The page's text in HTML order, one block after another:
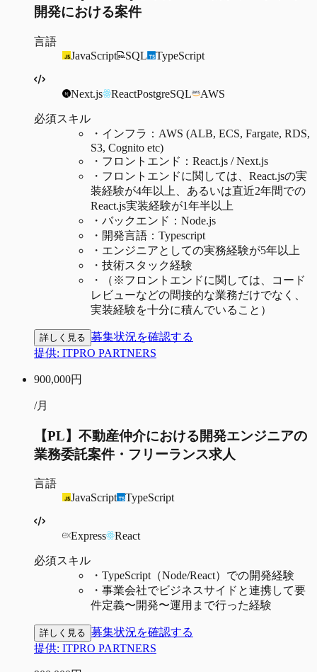
開発における案件
言語
JavaScript
SQL TypeScript
Next.js ReactPostgreSQL AWS
必須スキル
・ インフラ：AWS (ALB, ECS, Fargate, RDS,
S3, Cognito etc)
・ フロントエンド：React.js / Next.js
・ フロントエンドに関しては、React.jsの実
装経験が4年以上、あるいは直近2年間での
React.js実装経験が1年半以上
・ バックエンド：Node.js
・ 開発言語：Typescript
・ エンジニアとしての実務経験が5年以上
・ 技術スタック経験
・
（※フロントエンドに関しては、コード
レビューなどの間接的な業務だけでなく、
実装経験を十分に積んでいること）
詳しく見る 募集状況を確認する
提供: ITPRO PARTNERS
900,000円
/月
【PL】不動産仲介における開発エンジニアの
業務委託案件・フリーランス求人
言語
JavaScript
TypeScript
Express React
必須スキル
・ TypeScript（Node/React）での開発経験
・ 事業会社でビジネスサイドと連携して要
件定義〜開発〜運用まで行った経験
詳しく見る 募集状況を確認する
提供: ITPRO PARTNERS